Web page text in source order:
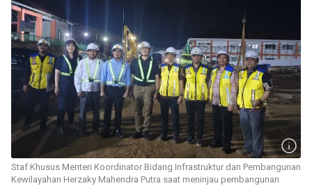
Staf Khusus Menteri Koordinator Bidang Infrastruktur dan Pembangunan
Kewilayahan Herzaky Mahendra Putra saat meninjau pembangunan